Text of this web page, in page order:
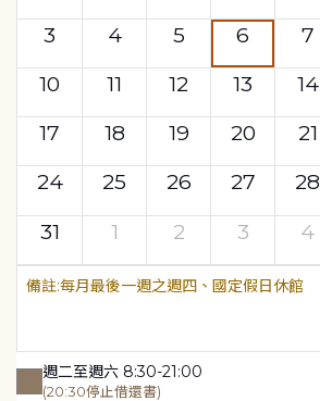
3
4 5 6 7
10
11 12 13 14
17
18 19 20 21
24
25 26 27 28
31
1 2 3 4
每月最後一週之週四、國定假日休館
週二至週六 8:30-21:00
(20:30停止借還書)